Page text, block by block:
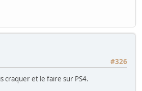
#326
craquer et le faire sur PS4.